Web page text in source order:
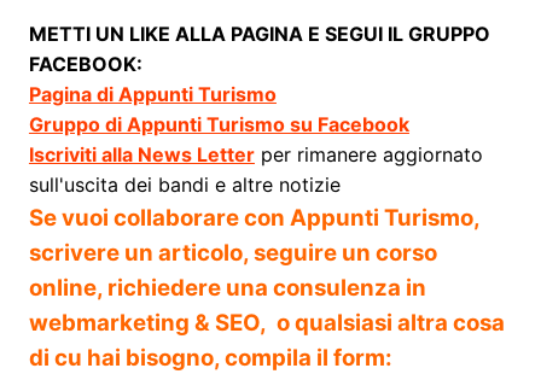
METTI UN LIKE ALLA PAGINA E SEGUI IL GRUPPO
FACEBOOK:
Pagina di Appunti Turismo
Gruppo di Appunti Turismo su Facebook
Iscriviti alla News Letterper rimanere aggiornato
sull'uscita dei bandi e altre notizie
Se vuoi collaborare con Appunti Turismo,
scrivere un articolo, seguire un corso
online, richiedere una consulenza in
webmarketing & SEO, o qualsiasi altra cosa
di cu hai bisogno, compila il form: